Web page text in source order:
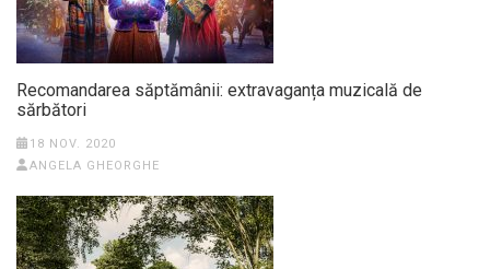
Recomandarea săptămânii: extravaganța muzicală de
sărbători
18 NOV. 2020
ANGELA GHEORGHE